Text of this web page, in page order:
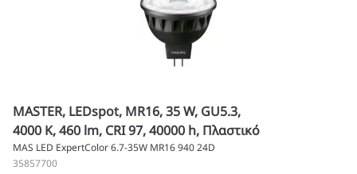
MASTER, LEDspot, MR16, 35 W, GU5.3,
4000 K, 460 lm, CRI 97, 40000 h, Πλαστικό
MAS LED ExpertColor 6.7-35W MR16 940 24D
35857700